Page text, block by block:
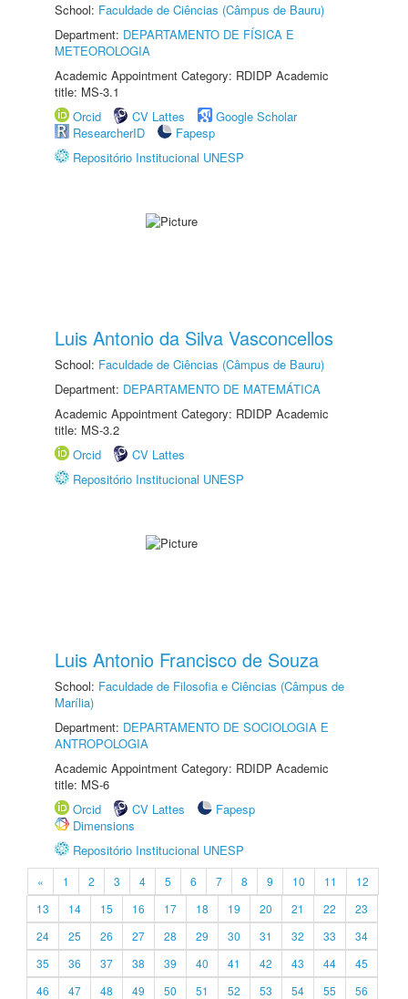
School: Faculdade de Ciências (Câmpus de Bauru)
Department: DEPARTAMENTO DE FÍSICA E
METEOROLOGIA
Academic Appointment Category: RDIDP Academic
title: MS-3.1
Orcid
CV Lattes
Google Scholar
ResearcherID
Fapesp
Repositório Institucional UNESP
Luis Antonio da Silva Vasconcellos
School: Faculdade de Ciências (Câmpus de Bauru)
Department: DEPARTAMENTO DE MATEMÁTICA
Academic Appointment Category: RDIDP Academic
title: MS-3.2
Orcid
CV Lattes
Repositório Institucional UNESP
Luis Antonio Francisco de Souza
School: Faculdade de Filosofia e Ciências (Câmpus de
Marília)
Department: DEPARTAMENTO DE SOCIOLOGIA E
ANTROPOLOGIA
Academic Appointment Category: RDIDP Academic
title: MS-6
Orcid
CV Lattes
Fapesp
Dimensions
Repositório Institucional UNESP
« 1 2 3 4 5 6 7 8 9 10 11
12
13
14 15 16 17 18 19 20 21 22
23
24
25 26 27 28 29 30 31 32 33
34
35
36 37 38 39 40 41 42 43 44
45
46
47 48 49 50 51 52 53 54 55
56